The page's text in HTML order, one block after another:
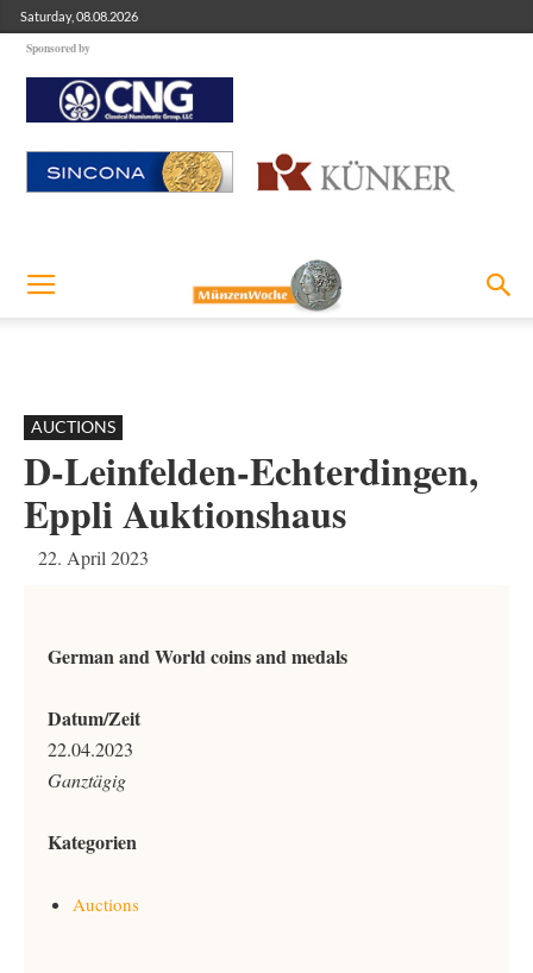
Saturday, 08.08.2026
Sponsored by
AUCTIONS
D-Leinfelden-Echterdingen,
Eppli Auktionshaus
22. April 2023
German and World coins and medals
Datum/Zeit
22.04.2023
Ganztägig
Kategorien
Auctions